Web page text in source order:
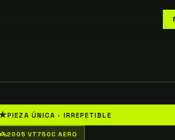
PIEZA ÚNICA · IRREPETIBLE
2005 VT750C AERO